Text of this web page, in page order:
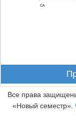
CA
Все права
Новый семестр .